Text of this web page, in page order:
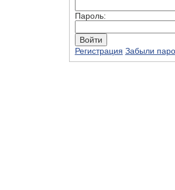
Пароль:
Регистрация Забыли